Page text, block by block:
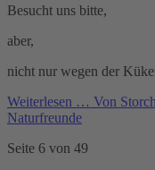
Besucht uns bitte,
aber,
nicht nur wegen der
Weiterlesen … Von
Naturfreunde
Seite 6 von 49